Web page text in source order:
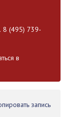
8 (495) 739-
в
запись